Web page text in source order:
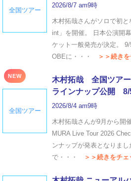
全国ツアー
2026/8/7 am9時
木村拓哉さんがソロで初
int」を開催。 日本公演開
ケット一般発売が決定。
OBEに・・・
＞＞続き
NEW
全国ツアー
木村拓哉 全国ツア
ラインナップ公開 8/
2026/8/4 am9時
木村拓哉さんが9月から開
MURA Live Tour 2026
ンナップが発表となりま
で・・・
＞＞続きをチェ